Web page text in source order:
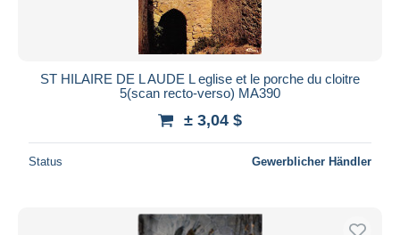
ST HILAIRE DE L AUDE L eglise et le porche du cloitre
5(scan recto-verso) MA390
± 3,04 $
Status Gewerblicher Händler